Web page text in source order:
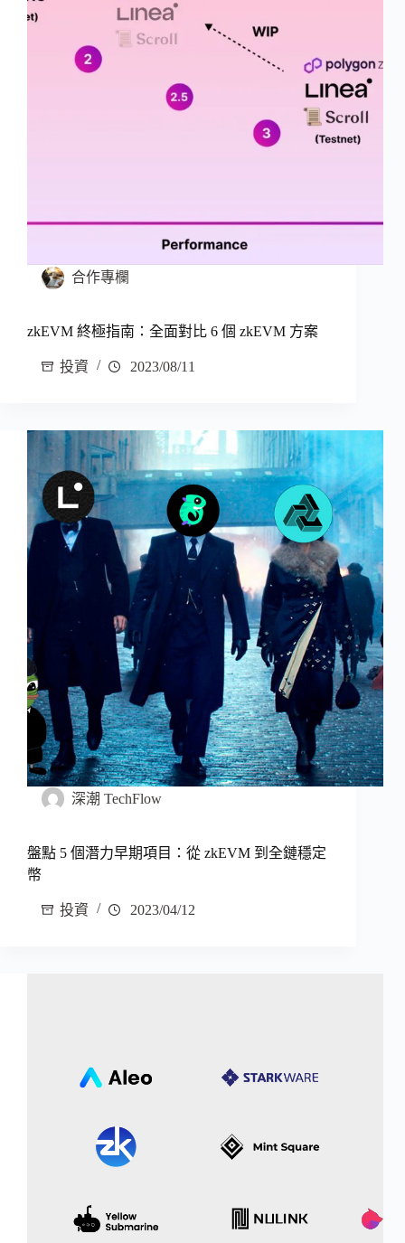
合作專欄
zkEVM 終極指南：全面對比 6 個 zkEVM 方案
投資 2023/08/11
深潮 TechFlow
盤點 5 個潛力早期項目：從 zkEVM 到全鏈穩定
幣
投資 2023/04/12